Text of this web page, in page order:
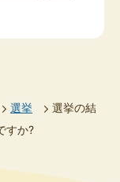
選挙
選挙の結
すか?